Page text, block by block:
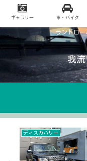
ランドロー
我
ディスカバリー
ギャラリー 車・バイク